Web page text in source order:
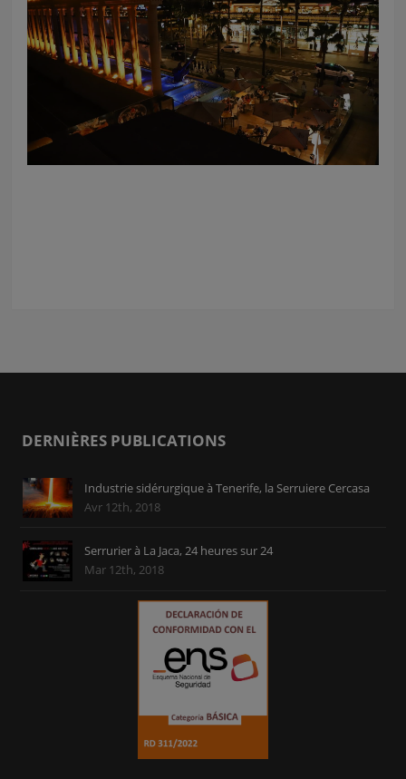
DERNIÈRES PUBLICATIONS
Industrie sidérurgique à Tenerife, la Serruiere Cercasa
Avr 12th, 2018
Serrurier à La Jaca, 24 heures sur 24
Mar 12th, 2018